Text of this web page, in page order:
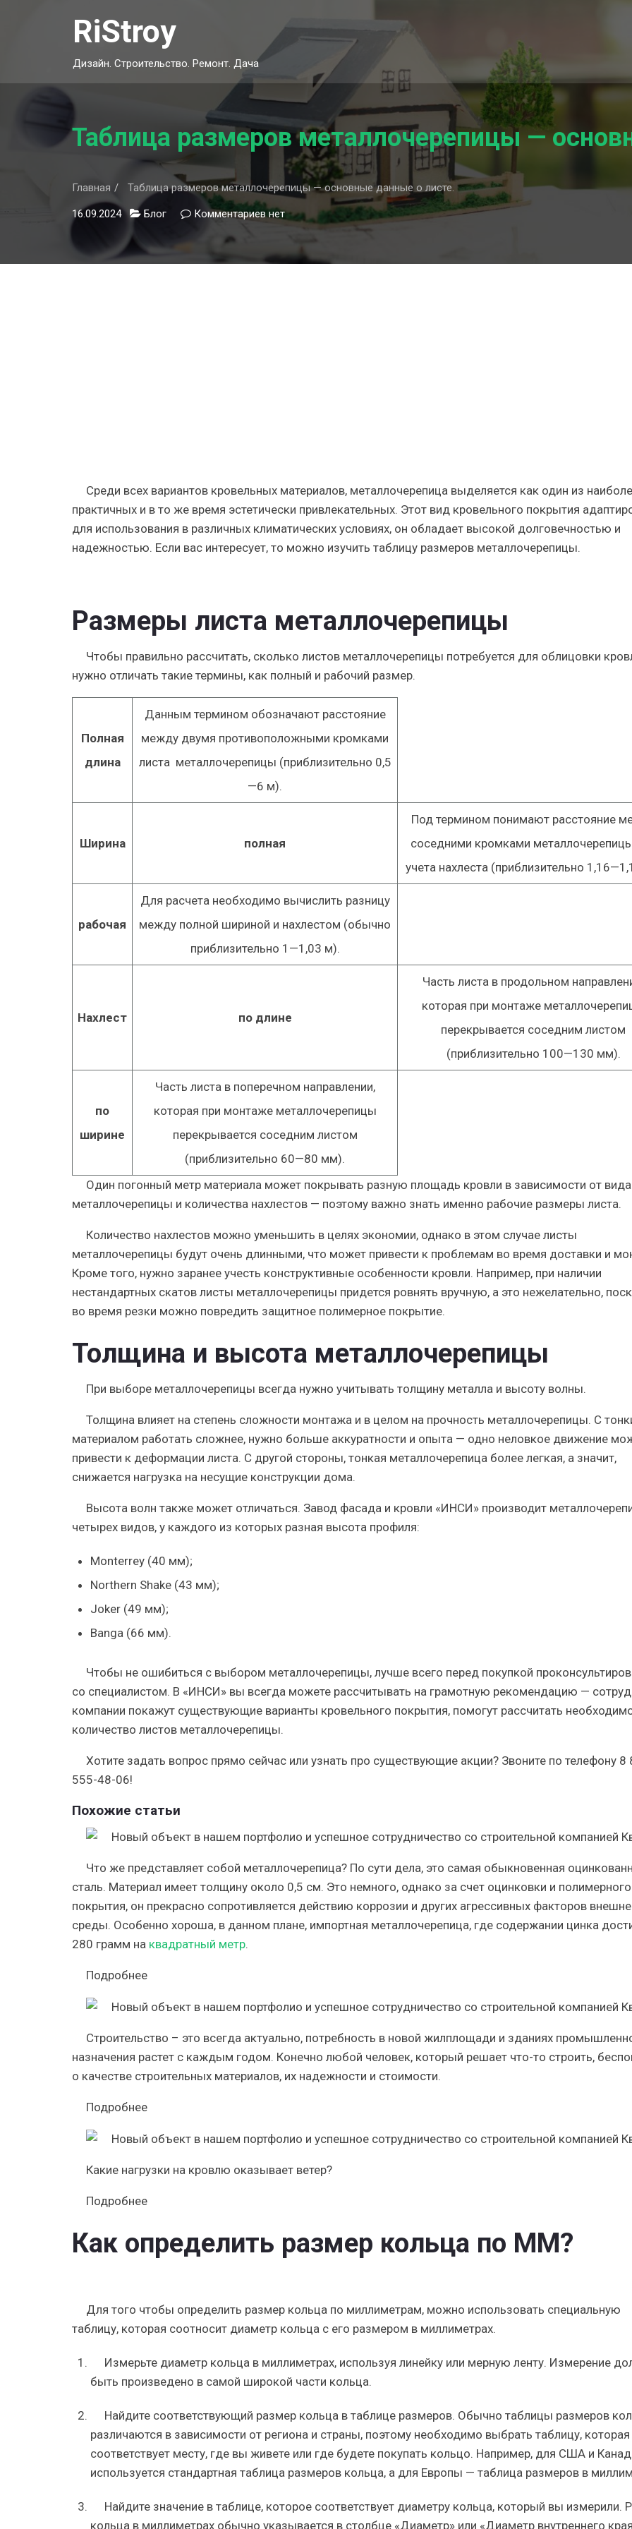
RiStroy
Дизайн. Строительство. Ремонт. Дача
Таблица размеров металлочерепицы —
Главная Таблица размеров металлочерепицы — основные данные о листе.
16.09.2024 Блог Комментариевк
размеров
нет
Среди всех вариантов кровельных материалов, металлочерепица выделяется как один из
практичных и в то же время эстетически привлекательных. Этот вид кровельного покрытия
для использования в различных климатических условиях, он обладает высокой долговечностью и
надежностью. Если вас интересует, то можно изучить таблицу размеров металлочерепицы.
Размеры листа металлочерепицы
Чтобы правильно рассчитать, сколько листов металлочерепицы потребуется для облицовки
нужно отличать такие термины, как полный и рабочий размер.
Полная
длина
Данным термином обозначают расстояние
между двумя противоположными кромками
листа металлочерепицы (приблизительно 0,5
—6 м).
Ширина полная
Под термином понимают расстояние
соседними кромками
учета нахлеста (приблизительно
рабочая
Для расчета необходимо вычислить разницу
между полной шириной и нахлестом (обычно
приблизительно 1—1,03 м).
Нахлест по длине
Часть листа в продольном
которая при монтаже
перекрывается соседним листом
(приблизительно 100—130 мм).
по
ширине
Часть листа в поперечном направлении,
которая при монтаже металлочерепицы
перекрывается соседним листом
(приблизительно 60—80 мм).
Один погонный метр материала может покрывать разную площадь кровли в зависимости от вида
металлочерепицы и количества нахлестов — поэтому важно знать именно рабочие размеры листа.
Количество нахлестов можно уменьшить в целях экономии, однако в этом случае листы
металлочерепицы будут очень длинными, что может привести к проблемам во время доставки и
Кроме того, нужно заранее учесть конструктивные особенности кровли. Например, при наличии
нестандартных скатов листы металлочерепицы придется ровнять вручную, а это нежелательно,
во время резки можно повредить защитное полимерное покрытие.
Толщина и высота металлочерепицы
При выборе металлочерепицы всегда нужно учитывать толщину металла и высоту волны.
Толщина влияет на степень сложности монтажа и в целом на прочность металлочерепицы. С
материалом работать сложнее, нужно больше аккуратности и опыта — одно неловкое движение
привести к деформации листа. С другой стороны, тонкая металлочерепица более легкая, а значит,
снижается нагрузка на несущие конструкции дома.
Высота волн также может отличаться. Завод фасада и кровли «ИНСИ» производит
четырех видов, у каждого из которых разная высота профиля:
Monterrey(40 мм);
Northern Shake(43 мм);
Joker(49 мм);
Banga(66 мм).
Чтобы не ошибиться с выбором металлочерепицы, лучше всего перед покупкой
со специалистом. В «ИНСИ» вы всегда можете рассчитывать на грамотную рекомендацию —
компании покажут существующие варианты кровельного покрытия, помогут рассчитать
количество листов металлочерепицы.
Хотите задать вопрос прямо сейчас или узнать про существующие акции? Звоните по телефону 8
555-48-06!
Похожие статьи
Что же представляет собой металлочерепица? По сути дела, это самая обыкновенная
сталь. Материал имеет толщину около 0,5 см. Это немного, однако за счет оцинковки и полимерного
покрытия, он прекрасно сопротивляется действию коррозии и других агрессивных факторов
среды. Особенно хороша, в данном плане, импортная металлочерепица, где содержании цинка
280 грамм на квадратный метр.
Подробнее
Строительство – это всегда актуально, потребность в новой жилплощади и зданиях
назначения растет с каждым годом. Конечно любой человек, который решает что-то строить,
о качестве строительных материалов, их надежности и стоимости.
Подробнее
Какие нагрузки на кровлю оказывает ветер?
Подробнее
Как определить размер кольца по ММ?
Для того чтобы определить размер кольца по миллиметрам, можно использовать специальную
таблицу, которая соотносит диаметр кольца с его размером в миллиметрах.
Измерьте диаметр кольца в миллиметрах, используя линейку или мерную ленту. Измерение
быть произведено в самой широкой части кольца.
Найдите соответствующий размер кольца в таблице размеров. Обычно таблицы размеров
различаются в зависимости от региона и страны, поэтому необходимо выбрать таблицу, которая
соответствует месту, где вы живете или где будете покупать кольцо. Например, для США и
используется стандартная таблица размеров кольца, а для Европы — таблица размеров в
Найдите значение в таблице, которое соответствует диаметру кольца, который вы измерили.
кольца в миллиметрах обычно указывается в столбце «Диаметр» или «Диаметр внутреннего